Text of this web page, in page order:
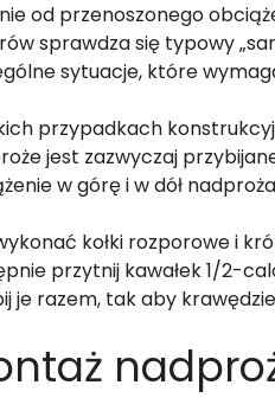
od przenoszonego
sprawdza się typowy
sytuacje, które
przypadkach
jest zazwyczaj
w górę i w dół
kołki rozporowe i
przytnij kawałek 1/2-
je razem, tak aby